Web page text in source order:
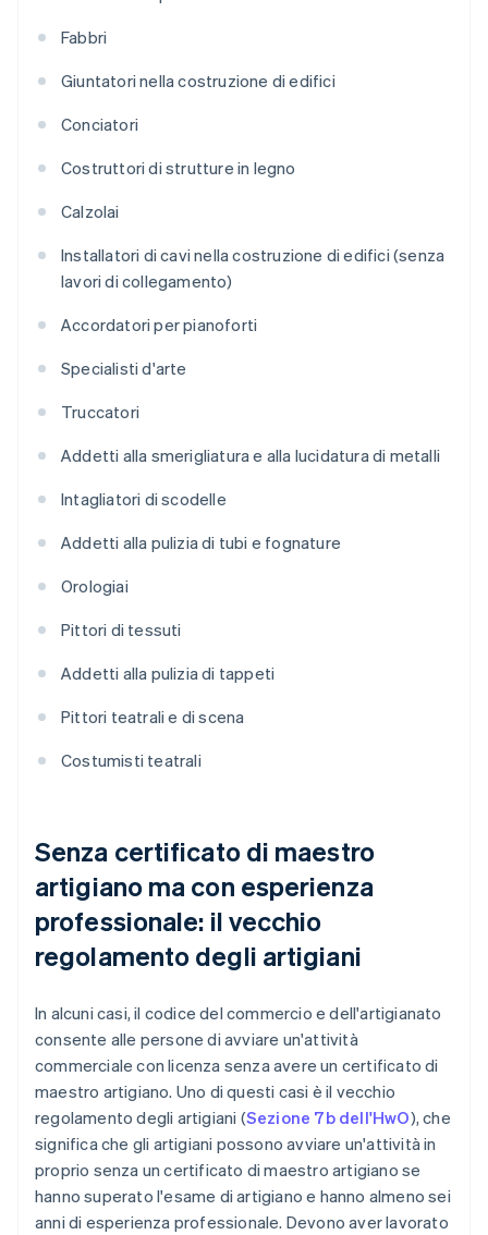
Fabbri
Giuntatori nella costruzione di edifici
Conciatori
Costruttori di strutture in legno
Calzolai
Installatori di cavi nella costruzione di edifici (senza
lavori di collegamento)
Accordatori per pianoforti
Specialisti d'arte
Truccatori
Addetti alla smerigliatura e alla lucidatura di metalli
Intagliatori di scodelle
Addetti alla pulizia di tubi e fognature
Orologiai
Pittori di tessuti
Addetti alla pulizia di tappeti
Pittori teatrali e di scena
Costumisti teatrali
Senza certificato di maestro
artigiano ma con esperienza
professionale: il vecchio
regolamento degli artigiani
In alcuni casi, il codice del commercio e dell'artigianato
consente alle persone di avviare un'attività
commerciale con licenza senza avere un certificato di
maestro artigiano. Uno di questi casi è il vecchio
regolamento degli artigiani (Sezione 7b dell'HwO), che
significa che gli artigiani possono avviare un'attività in
proprio senza un certificato di maestro artigiano se
hanno superato l'esame di artigiano e hanno almeno sei
anni di esperienza professionale. Devono aver lavorato